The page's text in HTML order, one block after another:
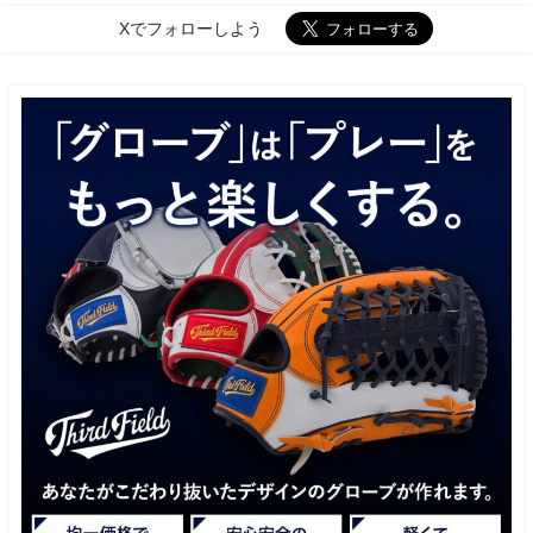
Xでフォローしよう